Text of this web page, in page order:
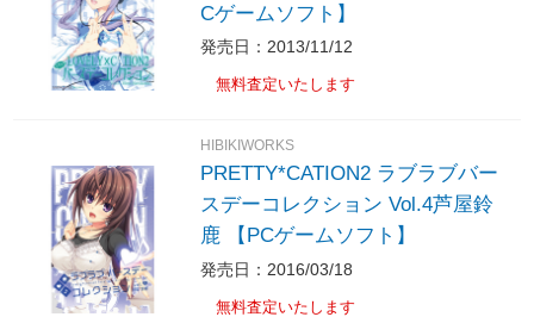
Cゲームソフト】
発売日：2013/11/12
無料査定いたします
HIBIKIWORKS
PRETTY*CATION2 ラブラブバー
スデーコレクション Vol.4芦屋鈴
鹿 【PCゲームソフト】
発売日：2016/03/18
無料査定いたします